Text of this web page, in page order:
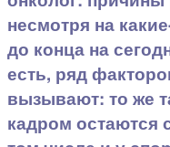
несмотря на
до конца на
есть, ряд
вызывают: то же
кадром остаются